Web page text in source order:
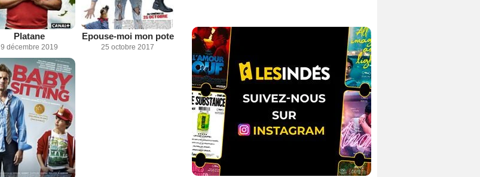
Platane
9 décembre 2019
Epouse-moi mon pote
25 octobre 2017